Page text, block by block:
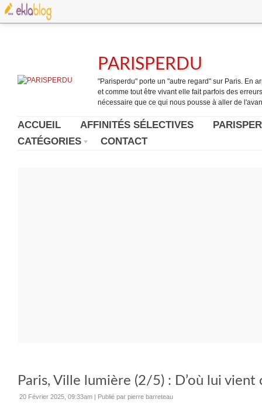
PARISPERDU
"Parisperdu" porte un "autre regard" sur Paris. En
et comme tout être vivant elle fait parfois des
nécessaire que ce qui nous pousse à aller de
ACCUEIL AFFINITÉS SÉLECTIVES
CATÉGORIES
CONTACT
Paris, Ville lumière (2/5) : D’où lui vient
20 Février 2025, 09:33am | Publié par pierre barreteau